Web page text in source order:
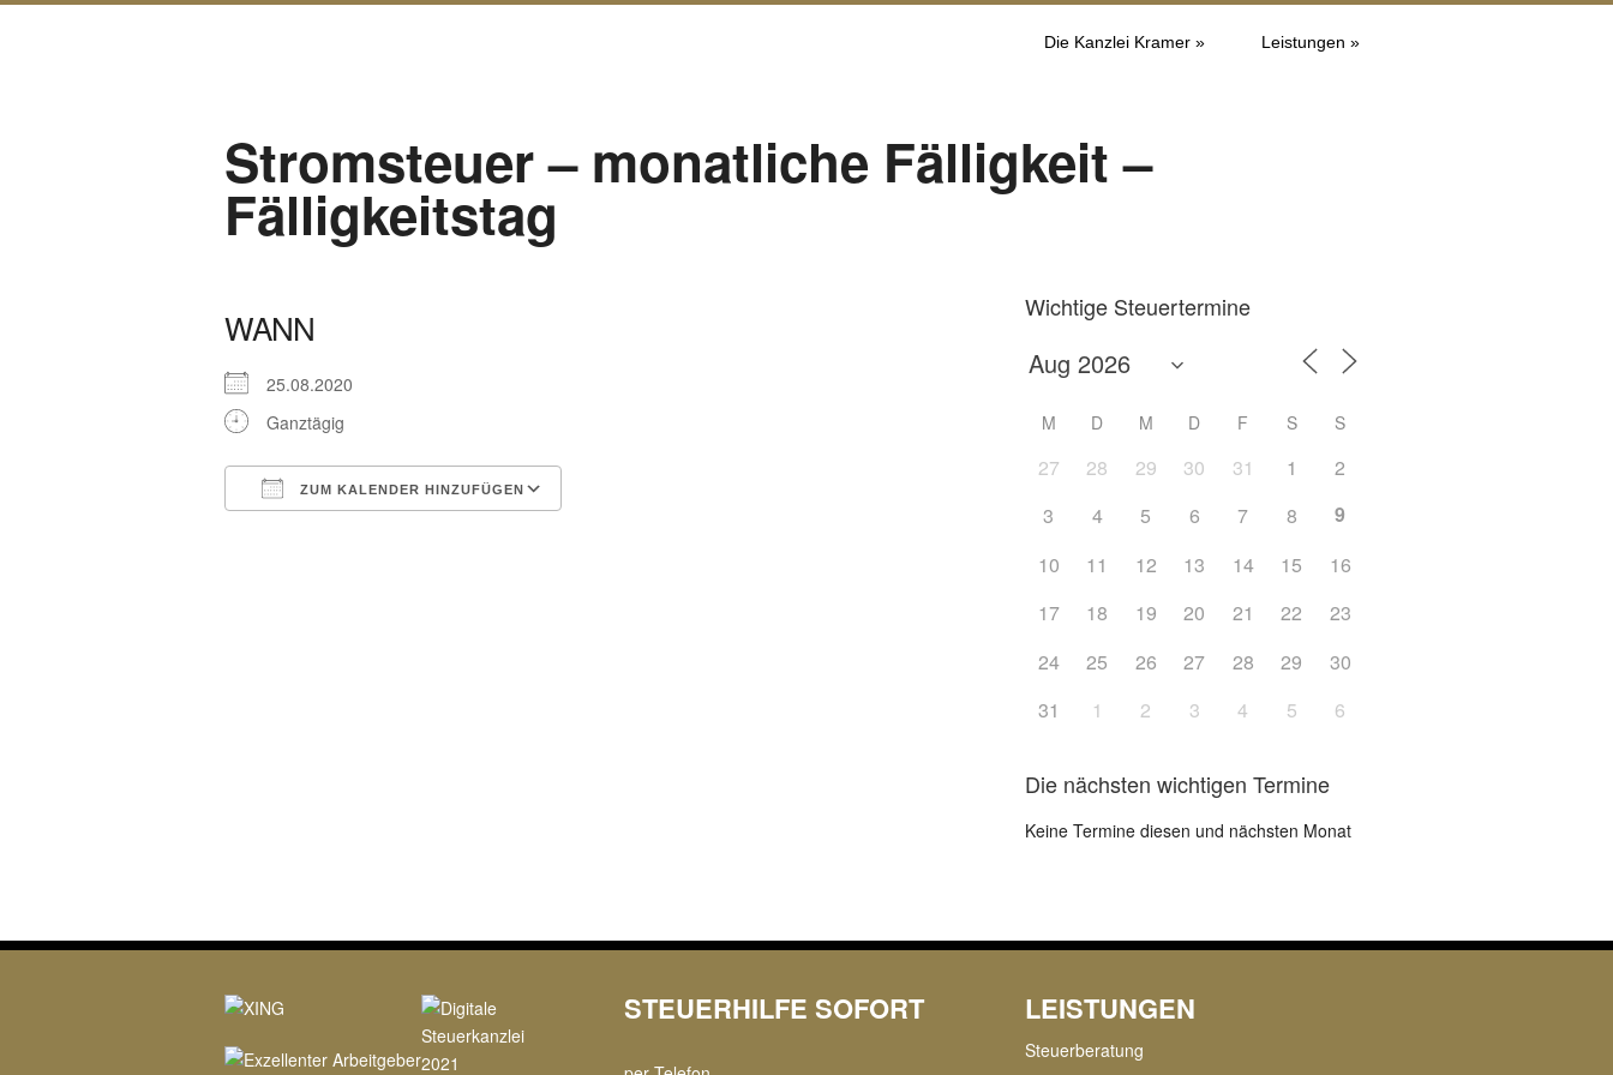
Die Kanzlei Kramer » Leistungen »
Stromsteuer – monatliche Fälligkeit –
Fälligkeitstag
WANN
25.08.2020
Ganztägig
ZUM KALENDER HINZUFÜGEN
Wichtige Steuertermine
M D M D F S S
27 28 29 30 31 1
2
3
4 5 6 7 8
9
10
11 12 13 14 15
16
17
18 19 20 21 22
23
24
25 26 27 28 29
30
31
1 2 3 4 5 6
Die nächsten wichtigen Termine
Keine Termine diesen und nächsten Monat
STEUERHILFE SOFORT LEISTUNGEN
Steuerberatung